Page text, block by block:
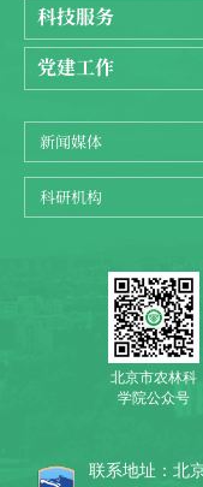
科技服务
党建工作
新闻媒体
科研机构
北京市农林科
学院公众号
联系地址：北